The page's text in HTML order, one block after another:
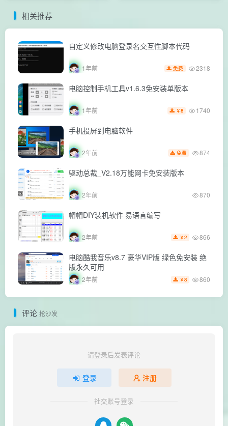
相关推荐
自定义修改电脑登录名交互性脚本代码
1年前 免费 2318
电脑控制手机工具v1.6.3免安装单版本
1年前 ￥8 1740
手机投屏到电脑软件
2年前 免费 874
驱动总裁_V2.18万能网卡免安装版本
2年前 870
帽帽DIY装机软件 易语言编写
2年前 ￥2 866
电脑酷我音乐v8.7 豪华VIP版 绿色免安装 绝
版永久可用
2年前 ￥8 860
评论 抢沙发
请登录后发表评论
登录 注册
社交账号登录